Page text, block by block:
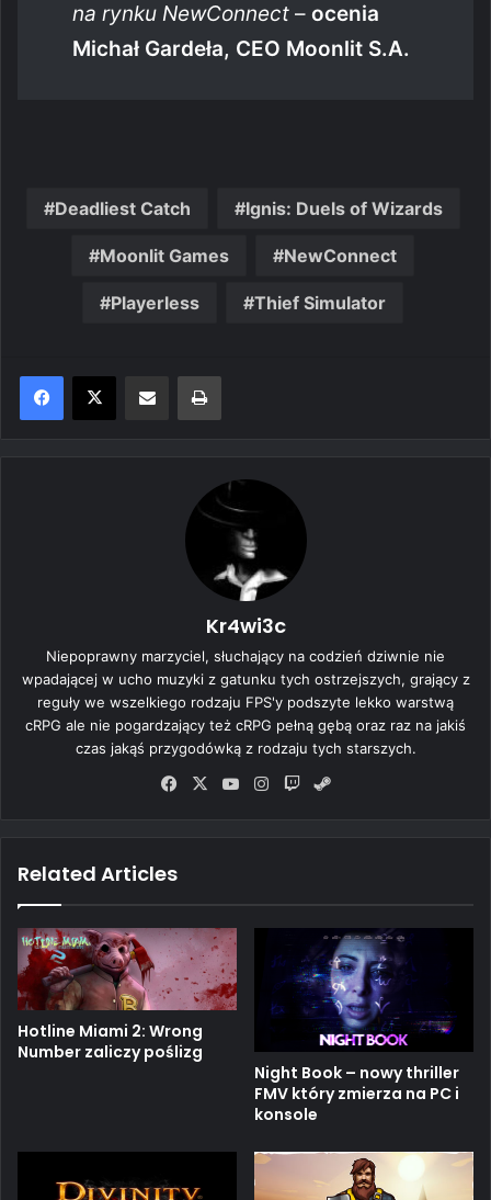
na rynku NewConnect – ocenia
Michał Gardeła, CEO Moonlit S.A.
Deadliest Catch Ignis: Duels of Wizards
Moonlit Games NewConnect
Playerless Thief Simulator
Kr4wi3c
Niepoprawny marzyciel, słuchający na codzień dziwnie nie
wpadającej w ucho muzyki z gatunku tych ostrzejszych, grający z
reguły we wszelkiego rodzaju FPS'y podszyte lekko warstwą
cRPG ale nie pogardzający też cRPG pełną gębą oraz raz na jakiś
czas jakąś przygodówką z rodzaju tych starszych.
Fa
X
Yo
Ins
Tw
Related Articles
Hotline Miami 2: Wrong
Number zaliczy poślizg
Night Book – nowy thriller
FMV który zmierza na PC i
konsole